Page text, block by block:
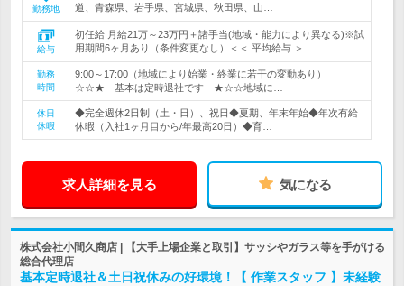
勤務地
道、青森県、岩手県、宮城県、秋田県、山…
給与
初任給 月給21万～23万円＋諸手当(地域・能力により異なる)※試
用期間6ヶ月あり（条件変更なし）＜＜ 平均給与 ＞…
勤務
時間
9:00～17:00（地域により始業・終業に若干の変動あり）
☆☆★ 基本は定時退社です ★☆☆地域に…
休日
休暇
◆完全週休2日制（土・日）、祝日◆夏期、年末年始◆年次有給
休暇（入社1ヶ月目から/年最高20日）◆育…
求人詳細を見る 気になる
株式会社小間久商店 | 【大手上場企業と取引】サッシやガラス等を手がける
総合代理店
基本定時退社＆土日祝休みの好環境！【 作業スタッフ 】未経験